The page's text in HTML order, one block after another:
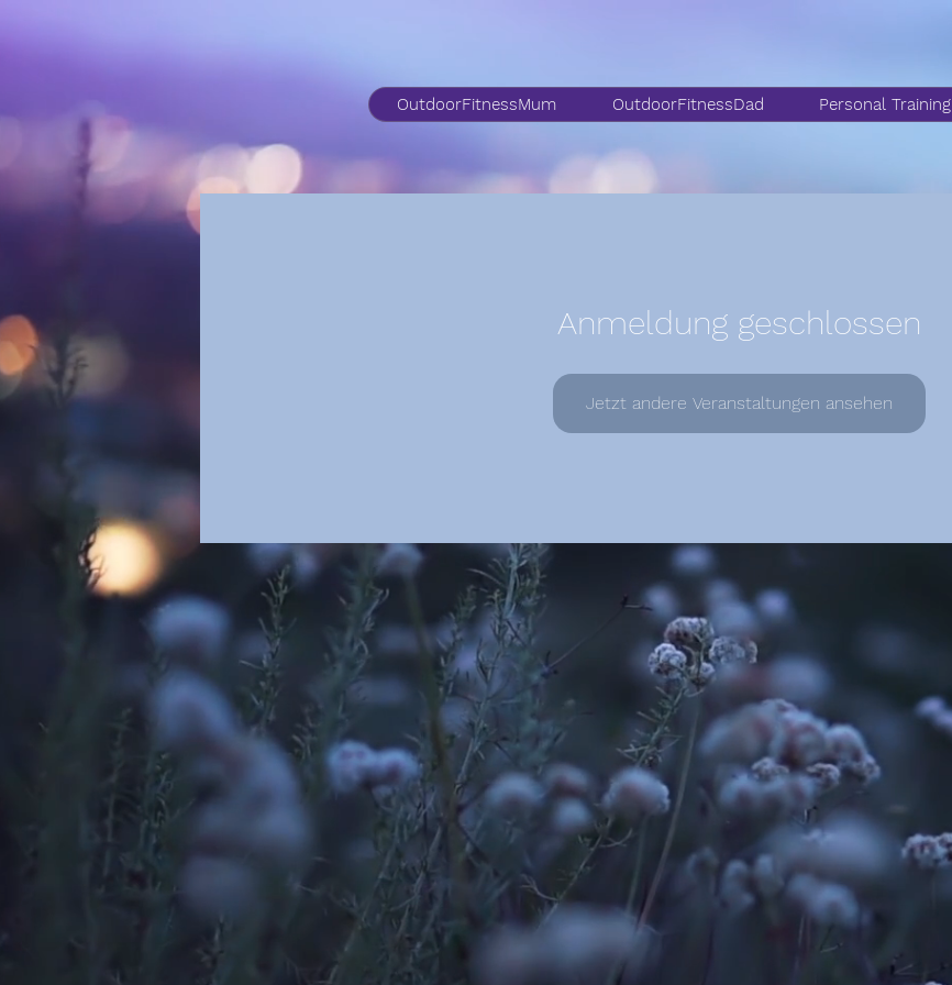
OutdoorFitnessMum OutdoorFitnessDad Personal Training
Anmeldung geschlossen
Jetzt andere Veranstaltungen ansehen